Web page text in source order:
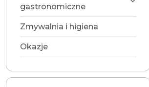
gastronomiczne
Zmywalnia i higiena
Okazje